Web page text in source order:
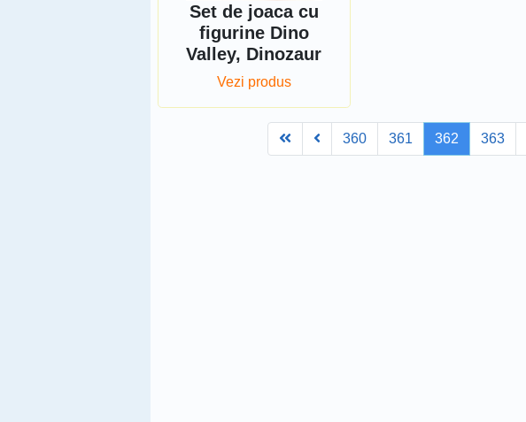
Set de joaca cu
figurine Dino
Valley, Dinozaur
Vezi produs
FirstPrev360 361 362 363